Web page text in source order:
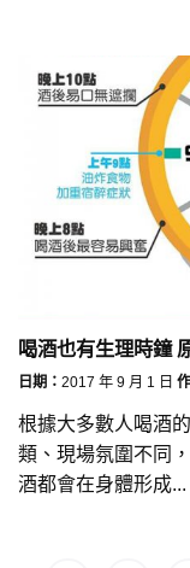
喝酒也有生理時鐘
日期： 2017 年 9 月 1 日
根據大多數人喝酒
類、現場氛圍不同
酒都會在身體形成...